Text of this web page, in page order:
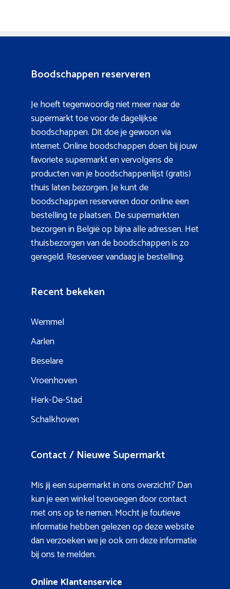
Boodschappen reserveren
Je hoeft tegenwoordig niet meer naar de
supermarkt toe voor de dagelijkse
boodschappen. Dit doe je gewoon via
internet. Online boodschappen doen bij jouw
favoriete supermarkt en vervolgens de
producten van je boodschappenlijst (gratis)
thuis laten bezorgen. Je kunt de
boodschappen reserveren door online een
bestelling te plaatsen. De supermarkten
bezorgen in België op bijna alle adressen. Het
thuisbezorgen van de boodschappen is zo
geregeld. Reserveer vandaag je bestelling.
Recent bekeken
Wemmel
Aarlen
Beselare
Vroenhoven
Herk-De-Stad
Schalkhoven
Contact / Nieuwe Supermarkt
Mis jij een supermarkt in ons overzicht? Dan
kun je een winkel toevoegen door contact
met ons op te nemen. Mocht je foutieve
informatie hebben gelezen op deze website
dan verzoeken we je ook om deze informatie
bij ons te melden.
Online Klantenservice